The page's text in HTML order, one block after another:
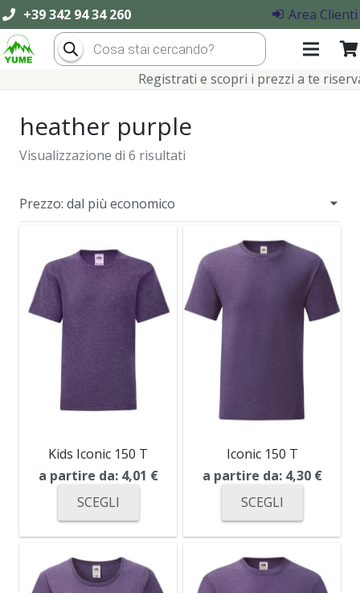
+39 342 94 34 260
Area Clienti
Products
search
Registrati e scopri i prezzi a te
heather purple
Visualizzazione di 6 risultati
Kids Iconic 150 T
a partire da: 4,01 €
SCEGLI
Iconic 150 T
a partire da: 4,30 €
SCEGLI